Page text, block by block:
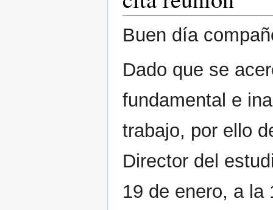
Buen día
Dado que se
fundamental e
trabajo, por ello
Director del
19 de enero, a la